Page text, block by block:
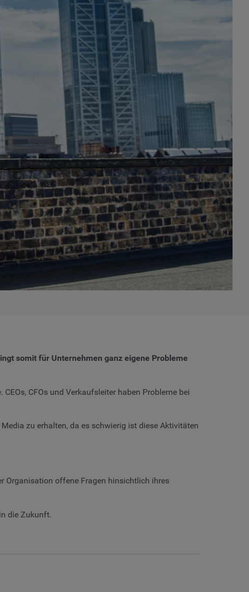
somit für Unternehmen ganz eigene Probleme
CFOs und Verkaufsleiter haben Probleme bei
zu erhalten, da es schwierig ist diese Aktivitäten
Organisation offene Fragen hinsichtlich ihres
die Zukunft.